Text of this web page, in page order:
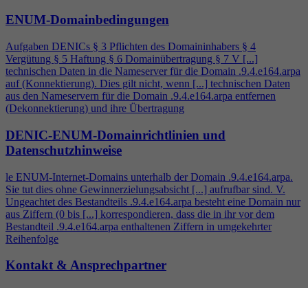
ENUM-Domainbedingungen
Aufgaben DENICs § 3 Pflichten des Domaininhabers § 4
Vergütung § 5 Haftung § 6 Domainübertragung § 7 V [...]
technischen Daten in die Nameserver für die Domain .9.4.e164.arpa
auf (Konnektierung). Dies gilt nicht, wenn [...] technischen Daten
aus den Nameservern für die Domain .9.4.e164.arpa entfernen
(Dekonnektierung) und ihre Übertragung
DENIC-ENUM-Domainrichtlinien und
Datenschutzhinweise
le ENUM-Internet-Domains unterhalb der Domain .9.4.e164.arpa.
Sie tut dies ohne Gewinnerzielungsabsicht [...] aufrufbar sind. V.
Ungeachtet des Bestandteils .9.4.e164.arpa besteht eine Domain nur
aus Ziffern (0 bis [...] korrespondieren, dass die in ihr vor dem
Bestandteil .9.4.e164.arpa enthaltenen Ziffern in umgekehrter
Reihenfolge
Kontakt & Ansprechpartner